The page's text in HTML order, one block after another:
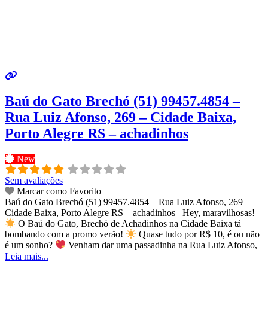
Baú do Gato Brechó (51) 99457.4854 –
Rua Luiz Afonso, 269 – Cidade Baixa,
Porto Alegre RS – achadinhos
New
Sem avaliações
Marcar como Favorito
Baú do Gato Brechó (51) 99457.4854 – Rua Luiz Afonso, 269 –
Cidade Baixa, Porto Alegre RS – achadinhos Hey, maravilhosas!
O Baú do Gato, Brechó de Achadinhos na Cidade Baixa tá
bombando com a promo verão!
Quase tudo por R$ 10, é ou não
é um sonho?
Venham dar uma passadinha na Rua Luiz Afonso,
Leia mais...